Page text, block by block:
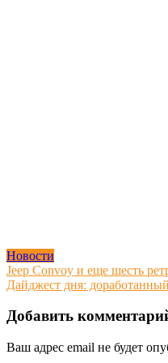
Новости
Навигация
по
записям
Jeep Convoy и еще шесть
Дайджест дня:
Добавить
Ваш адрес email не будет